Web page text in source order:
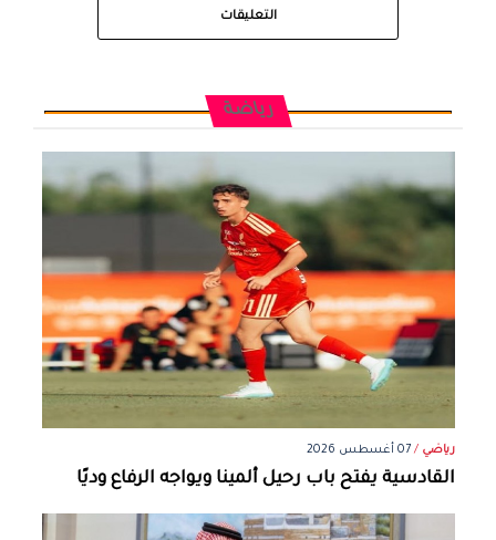
التعليقات
رياضة
رياضي /07 أغسطس 2026
القادسية يفتح باب رحيل ألمينا ويواجه الرفاع وديًا